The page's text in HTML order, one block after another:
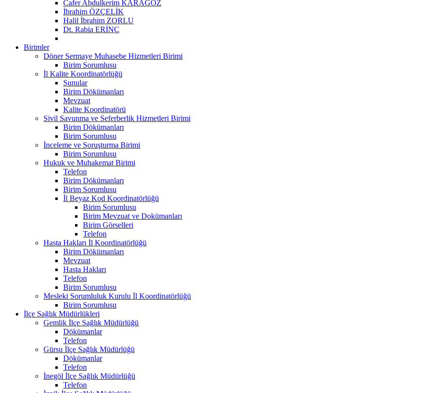
Cafer Abdulkerim KARAGÖZ
İbrahim ÖZÇELİK
Halil İbrahim ZORLU
Dt. Rabia ERİNÇ
Birimler
Döner Sermaye Muhasebe Hizmetleri Birimi
Birim Sorumlusu
İl Kalite Koordinatörlüğü
Sunular
Birim Dökümanları
Mevzuat
Kalite Koordinatörü
Sivil Savunma ve Seferberlik Hizmetleri Birimi
Birim Dökümanları
Birim Sorumlusu
İnceleme ve Soruşturma Birimi
Birim Sorumlusu
Hukuk ve Muhakemat Birimi
Telefon
Birim Dökümanları
Birim Sorumlusu
İl Beyaz Kod Koordinatörlüğü
Birim Sorumlusu
Birim Mevzuat ve Dokümanları
Birim Görselleri
Telefon
Hasta Hakları İl Koordinatörlüğü
Birim Dökümanları
Mevzuat
Hasta Hakları
Telefon
Birim Sorumlusu
Mesleki Sorumluluk Kurulu İl Koordinatörlüğü
Birim Sorumlusu
İlçe Sağlık Müdürlükleri
Gemlik İlçe Sağlık Müdürlüğü
Dökümanlar
Telefon
Gürsu İlçe Sağlık Müdürlüğü
Dökümanlar
Telefon
İnegöl İlçe Sağlık Müdürlüğü
Telefon